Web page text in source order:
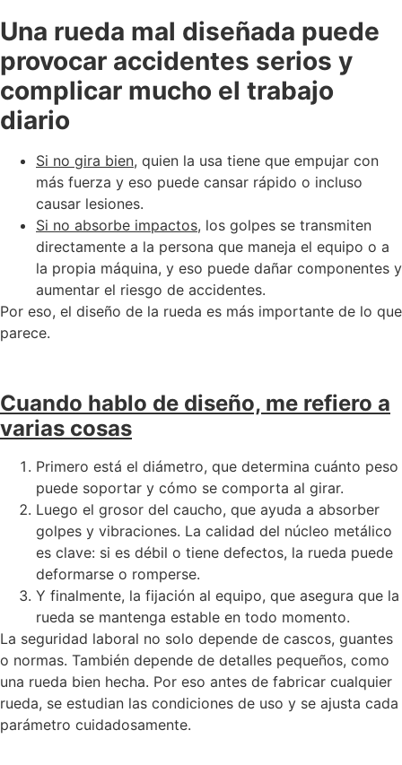
Una rueda mal diseñada puede
provocar accidentes serios y
complicar mucho el trabajo
diario
Si no gira bien, quien la usa tiene que empujar con
más fuerza y eso puede cansar rápido o incluso
causar lesiones.
Si no absorbe impactos, los golpes se transmiten
directamente a la persona que maneja el equipo o a
la propia máquina, y eso puede dañar componentes y
aumentar el riesgo de accidentes.
Por eso, el diseño de la rueda es más importante de lo que
parece.
Cuando hablo de diseño, me refiero a
varias cosas
Primero está el diámetro, que determina cuánto peso
puede soportar y cómo se comporta al girar.
Luego el grosor del caucho, que ayuda a absorber
golpes y vibraciones. La calidad del núcleo metálico
es clave: si es débil o tiene defectos, la rueda puede
deformarse o romperse.
Y finalmente, la fijación al equipo, que asegura que la
rueda se mantenga estable en todo momento.
La seguridad laboral no solo depende de cascos, guantes
o normas. También depende de detalles pequeños, como
una rueda bien hecha. Por eso antes de fabricar cualquier
rueda, se estudian las condiciones de uso y se ajusta cada
parámetro cuidadosamente.